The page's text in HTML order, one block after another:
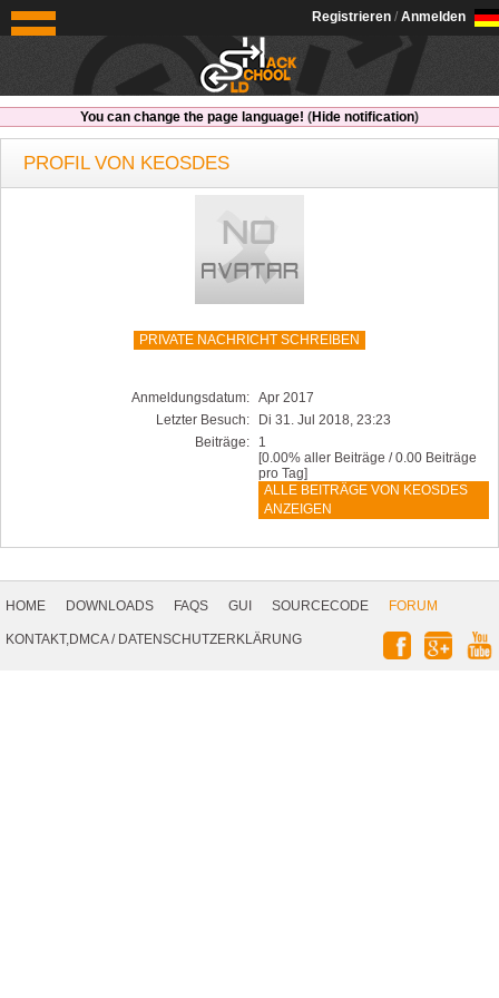
OldSchoolHack
Registrieren / Anmelden
You can change the page language! (Hide notification)
PROFIL VON KEOSDES
PRIVATE NACHRICHT SCHREIBEN
Anmeldungsdatum: Apr 2017
Letzter Besuch:
Di 31. Jul 2018, 23:23
Beiträge:
1
[0.00% aller Beiträge / 0.00 Beiträge
pro Tag]
ALLE BEITRÄGE VON KEOSDES
ANZEIGEN
Navigation
HOME DOWNLOADS FAQS GUI SOURCECODE
FORUM
KONTAKT,DMCA/ DATENSCHUTZERKLÄRUNG